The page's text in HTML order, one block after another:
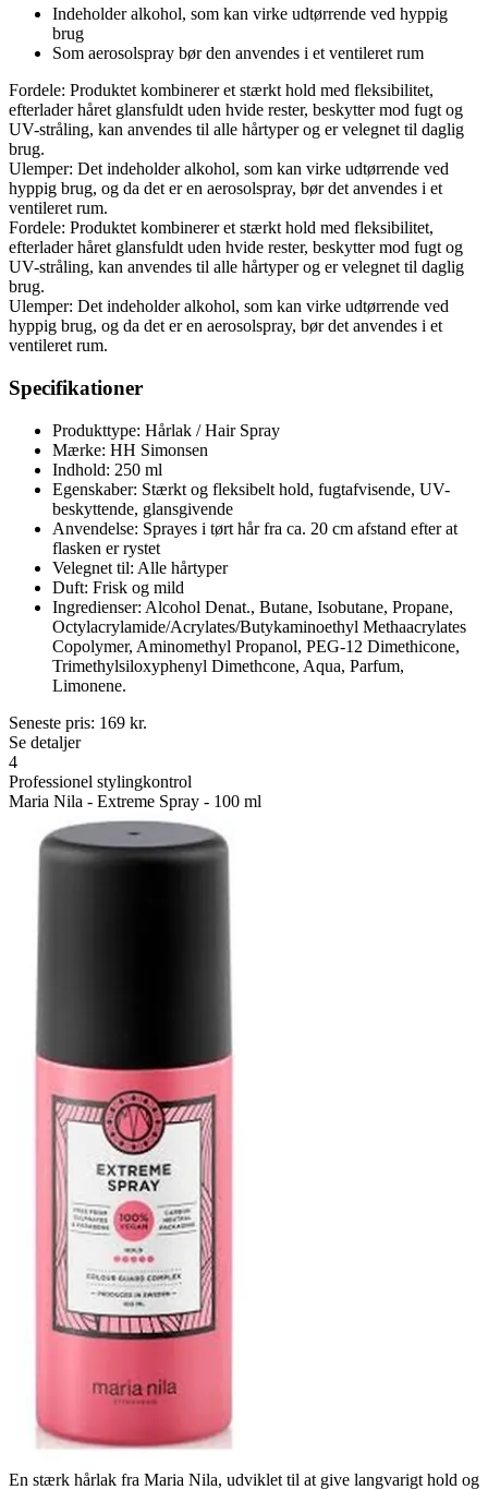
Indeholder alkohol, som kan virke udtørrende ved hyppig
brug
Som aerosolspray bør den anvendes i et ventileret rum
Fordele: Produktet kombinerer et stærkt hold med fleksibilitet,
efterlader håret glansfuldt uden hvide rester, beskytter mod fugt og
UV-stråling, kan anvendes til alle hårtyper og er velegnet til daglig
brug.
Ulemper: Det indeholder alkohol, som kan virke udtørrende ved
hyppig brug, og da det er en aerosolspray, bør det anvendes i et
ventileret rum.
Fordele: Produktet kombinerer et stærkt hold med fleksibilitet,
efterlader håret glansfuldt uden hvide rester, beskytter mod fugt og
UV-stråling, kan anvendes til alle hårtyper og er velegnet til daglig
brug.
Ulemper: Det indeholder alkohol, som kan virke udtørrende ved
hyppig brug, og da det er en aerosolspray, bør det anvendes i et
ventileret rum.
Specifikationer
Produkttype: Hårlak / Hair Spray
Mærke: HH Simonsen
Indhold: 250 ml
Egenskaber: Stærkt og fleksibelt hold, fugtafvisende, UV-
beskyttende, glansgivende
Anvendelse: Sprayes i tørt hår fra ca. 20 cm afstand efter at
flasken er rystet
Velegnet til: Alle hårtyper
Duft: Frisk og mild
Ingredienser: Alcohol Denat., Butane, Isobutane, Propane,
Octylacrylamide/Acrylates/Butykaminoethyl Methaacrylates
Copolymer, Aminomethyl Propanol, PEG-12 Dimethicone,
Trimethylsiloxyphenyl Dimethcone, Aqua, Parfum,
Limonene.
Seneste pris: 169 kr.
Se detaljer
4
Professionel stylingkontrol
Maria Nila - Extreme Spray - 100 ml
En stærk hårlak fra Maria Nila, udviklet til at give langvarigt hold og